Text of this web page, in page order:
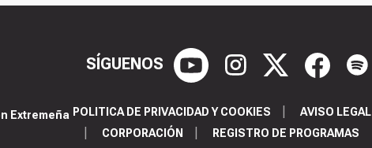
SÍGUENOS
Extremeña POLITICA DE PRIVACIDAD Y COOKIES
AVISO LEGAL
CORPORACIÓN
REGISTRO DE PROGRAMAS